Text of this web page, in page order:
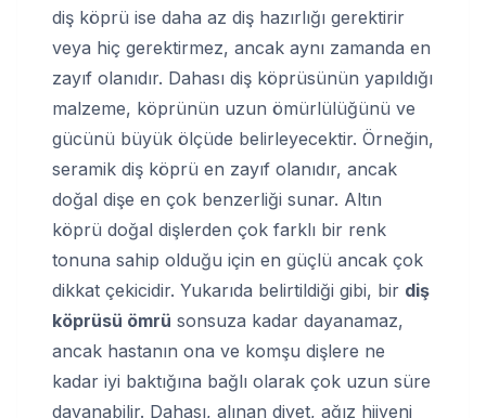
diş köprü ise daha az diş hazırlığı gerektirir
veya hiç gerektirmez, ancak aynı zamanda en
zayıf olanıdır. Dahası diş köprüsünün yapıldığı
malzeme, köprünün uzun ömürlülüğünü ve
gücünü büyük ölçüde belirleyecektir. Örneğin,
seramik diş köprü en zayıf olanıdır, ancak
doğal dişe en çok benzerliği sunar. Altın
köprü doğal dişlerden çok farklı bir renk
tonuna sahip olduğu için en güçlü ancak çok
dikkat çekicidir. Yukarıda belirtildiği gibi, bir diş
köprüsü ömrü sonsuza kadar dayanamaz,
ancak hastanın ona ve komşu dişlere ne
kadar iyi baktığına bağlı olarak çok uzun süre
dayanabilir. Dahası, alınan diyet, ağız hijyeni